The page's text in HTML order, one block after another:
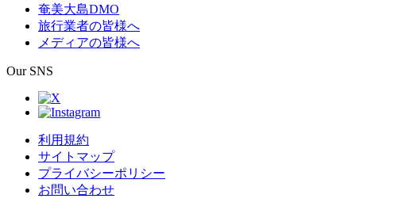
奄美大島DMO
旅行業者の皆様へ
メディアの皆様へ
Our SNS
利用規約
サイトマップ
プライバシーポリシー
お問い合わせ